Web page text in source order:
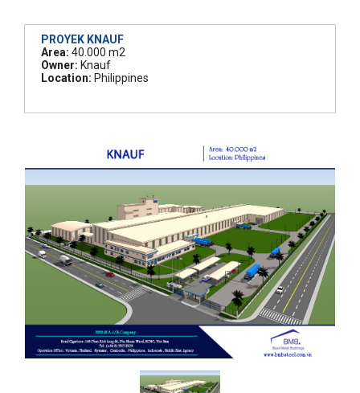
PROYEK KNAUF
Area: 40.000 m2
Owner: Knauf
Location: Philippines